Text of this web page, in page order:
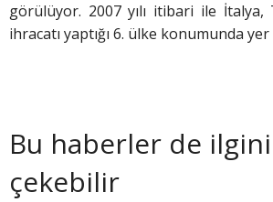
görülüyor. 2007 yılı itibari ile İtalya,
ihracatı yaptığı 6. ülke konumunda yer
Bu haberler de ilgini
çekebilir